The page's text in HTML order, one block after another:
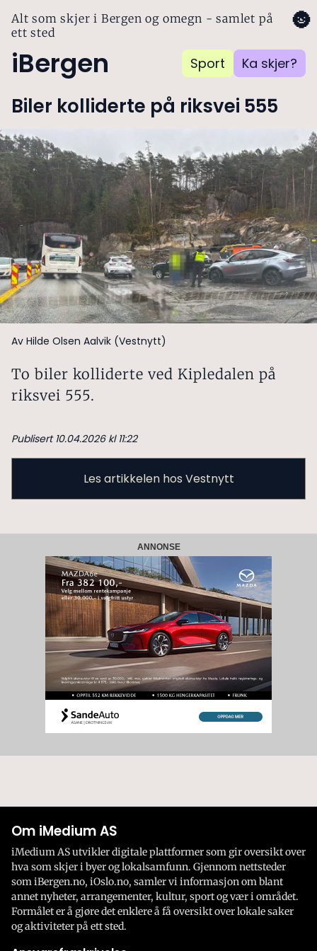
Alt som skjer i Bergen og omegn - samlet på
ett sted
iBergen Sport Ka skjer?
🌚
Biler kolliderte på riksvei 555
Av Hilde Olsen Aalvik (Vestnytt)
To biler kolliderte ved Kipledalen på
riksvei 555.
Publisert 10.04.2026 kl 11:22
Les artikkelen hos Vestnytt
ANNONSE
Om iMedium AS
iMedium AS utvikler digitale plattformer som gir oversikt over
hva som skjer i byer og lokalsamfunn. Gjennom nettsteder
som iBergen.no, iOslo.no, samler vi informasjon om blant
annet nyheter, arrangementer, kultur, sport og vær i området.
Formålet er å gjøre det enklere å få oversikt over lokale saker
og aktiviteter på ett sted.